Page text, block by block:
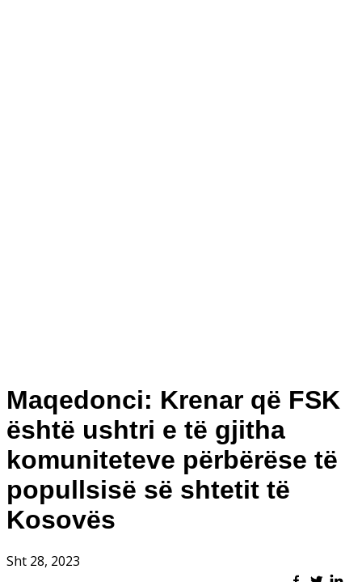
Maqedonci: Krenar që FSK
është ushtri e të gjitha
komuniteteve përbërëse të
popullsisë së shtetit të
Kosovës
Sht 28, 2023